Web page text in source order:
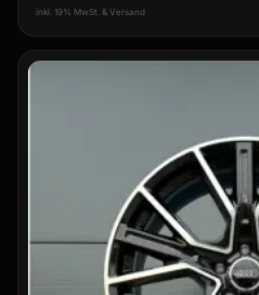
inkl. 19% MwSt. & Versand